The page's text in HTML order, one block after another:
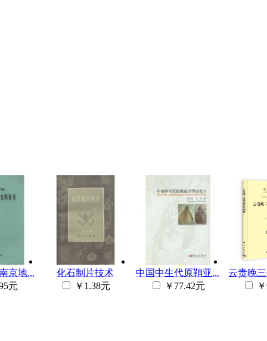
京地...
元
化石制片技术
￥1.38元
中国中生代原鞘亚...
￥77.42元
云贵晚